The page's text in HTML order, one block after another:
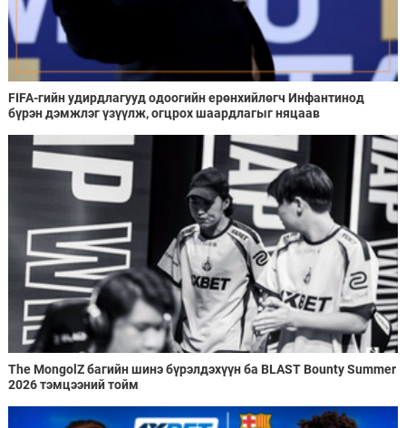
FIFA-гийн удирдлагууд одоогийн ерөнхийлөгч Инфантинод
бүрэн дэмжлэг үзүүлж, огцрох шаардлагыг няцаав
The MongolZ багийн шинэ бүрэлдэхүүн ба BLAST Bounty Summer
2026 тэмцээний тойм